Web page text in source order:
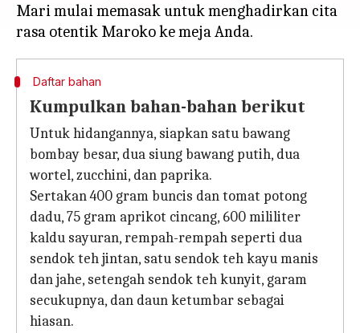
Mari mulai memasak untuk menghadirkan cita
Daftar bahan
Kumpulkan bahan-bahan berikut
Untuk hidangannya, siapkan satu bawang
bombay besar, dua siung bawang putih, dua
wortel, zucchini, dan paprika.
Sertakan 400 gram buncis dan tomat potong
dadu, 75 gram aprikot cincang, 600 mililiter
kaldu sayuran, rempah-rempah seperti dua
sendok teh jintan, satu sendok teh kayu manis
dan jahe, setengah sendok teh kunyit, garam
secukupnya, dan daun ketumbar sebagai
hiasan.